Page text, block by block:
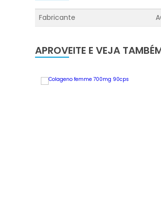
Fabricante
APROVEITE E VEJA